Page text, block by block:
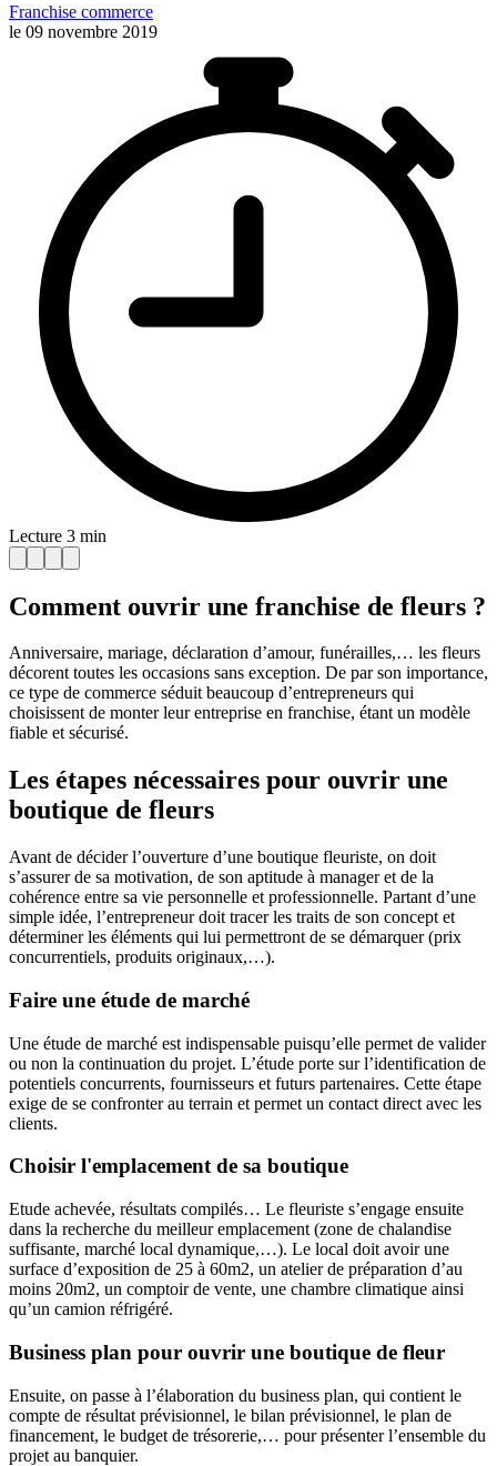
Franchise commerce
le 09 novembre 2019
Lecture 3 min
Comment ouvrir une franchise de fleurs ?
Anniversaire, mariage, déclaration d’amour, funérailles,… les fleurs
décorent toutes les occasions sans exception. De par son importance,
ce type de commerce séduit beaucoup d’entrepreneurs qui
choisissent de monter leur entreprise en franchise, étant un modèle
fiable et sécurisé.
Les étapes nécessaires pour ouvrir une
boutique de fleurs
Avant de décider l’ouverture d’une boutique fleuriste, on doit
s’assurer de sa motivation, de son aptitude à manager et de la
cohérence entre sa vie personnelle et professionnelle. Partant d’une
simple idée, l’entrepreneur doit tracer les traits de son concept et
déterminer les éléments qui lui permettront de se démarquer (prix
concurrentiels, produits originaux,…).
Faire une étude de marché
Une étude de marché est indispensable puisqu’elle permet de valider
ou non la continuation du projet. L’étude porte sur l’identification de
potentiels concurrents, fournisseurs et futurs partenaires. Cette étape
exige de se confronter au terrain et permet un contact direct avec les
clients.
Choisir l'emplacement de sa boutique
Etude achevée, résultats compilés… Le fleuriste s’engage ensuite
dans la recherche du meilleur emplacement (zone de chalandise
suffisante, marché local dynamique,…). Le local doit avoir une
surface d’exposition de 25 à 60m2, un atelier de préparation d’au
moins 20m2, un comptoir de vente, une chambre climatique ainsi
qu’un camion réfrigéré.
Business plan pour ouvrir une boutique de fleur
Ensuite, on passe à l’élaboration du business plan, qui contient le
compte de résultat prévisionnel, le bilan prévisionnel, le plan de
financement, le budget de trésorerie,… pour présenter l’ensemble du
projet au banquier.